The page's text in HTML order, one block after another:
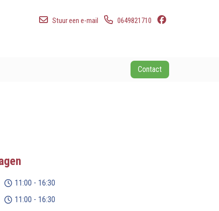
Stuur een e-mail 0649821710
Contact
11:00 - 16:30
11:00 - 16:30